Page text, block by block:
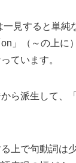
一見すると単
on」（～の上
ています。
ら派生して、
上で句動詞は